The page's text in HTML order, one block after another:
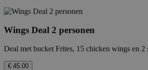
Wings Deal 2 personen
Deal met bucket Frites, 15 chicken wings en 2
€ 45.00